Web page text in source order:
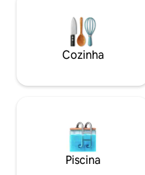
e churrasqueira com pátio
para a água. Casa tranquila com quarto
de beliche bônus acima do
Perfeito para grandes
Cozinha
Piscina